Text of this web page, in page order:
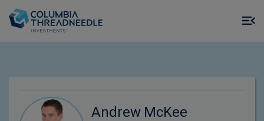
Andrew McKee